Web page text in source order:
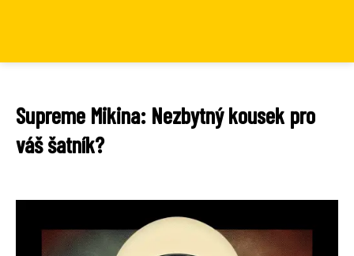
Supreme Mikina: Nezbytný kousek pro
váš šatník?